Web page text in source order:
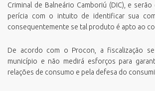
Criminal de Balneário Camboriú (DIC), e serão
perícia com o intuito de identificar sua
consequentemente se tal produto é apto ao
De acordo com o Procon, a fiscalização
município e não medirá esforços para
relações de consumo e pela defesa do